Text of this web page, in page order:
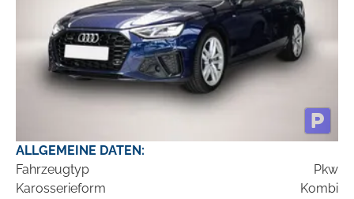
ALLGEMEINE DATEN:
Fahrzeugtyp
Pkw
Karosserieform
Kombi